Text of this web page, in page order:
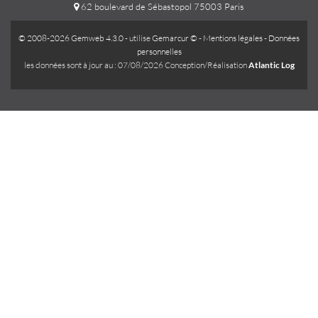
62 boulevard de Sébastopol 75003 Paris
© 2008-2026 Gemweb 4.3.0- utiliseGemarcur © - Mentions légales- Données
personnelles
les données sont à jour au : 07/08/2026 Conception/RéalisationAtlantic Log